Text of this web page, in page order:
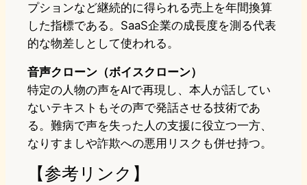
プションなど継続的に得られる売上を年間換算
した指標である。SaaS企業の成長度を測る代表
的な物差しとして使われる。
音声クローン（ボイスクローン）
特定の人物の声をAIで再現し、本人が話してい
ないテキストもその声で発話させる技術であ
る。難病で声を失った人の支援に役立つ一方、
なりすましや詐欺への悪用リスクも併せ持つ。
【参考リンク】